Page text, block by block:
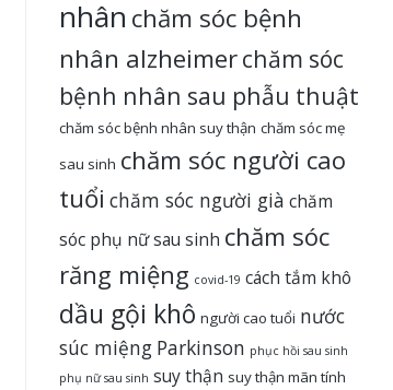
nhân chăm sóc bệnh
nhân alzheimerchăm sóc
bệnh nhân sau phẫu thuật
chăm sóc bệnh nhân suy thận chăm sóc mẹ
sau sinh chăm sóc người cao
tuổi chăm sóc người già chăm
sóc phụ nữ sau sinh chăm sóc
răng miệng covid-19 cách tắm khô
dầu gội khô người cao tuổi nước
súc miệng Parkinson phục hồi sau sinh
phụ nữ sau sinh suy thận suy thận mãn tính